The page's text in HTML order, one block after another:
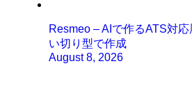
Resmeo – AIで作るATS対
い切り型で作成
August 8, 2026